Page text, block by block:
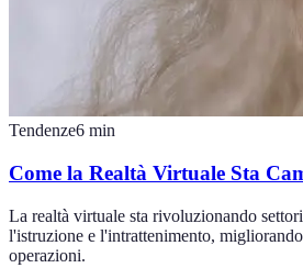
Tendenze6 min
Come la Realtà Virtuale Sta
La realtà virtuale sta rivoluzionando
l'istruzione e l'intrattenimento,
operazioni.